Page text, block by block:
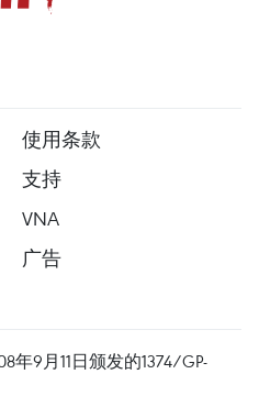
使用条款
支持
VNA
广告
9月11日颁发的1374/GP-